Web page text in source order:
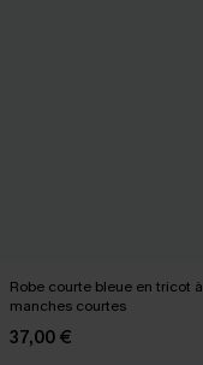
Robe courte bleue en tricot à
manches courtes
37,00 €